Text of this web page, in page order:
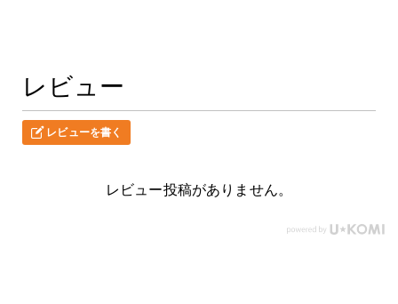
レビュー
レビューを書く
レビュー投稿がありません。